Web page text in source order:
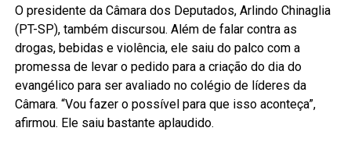
O presidente da Câmara dos Deputados, Arlindo Chinaglia
(PT-SP), também discursou. Além de falar contra as
drogas, bebidas e violência, ele saiu do palco com a
promessa de levar o pedido para a criação do dia do
evangélico para ser avaliado no colégio de líderes da
Câmara. “Vou fazer o possível para que isso aconteça”,
afirmou. Ele saiu bastante aplaudido.